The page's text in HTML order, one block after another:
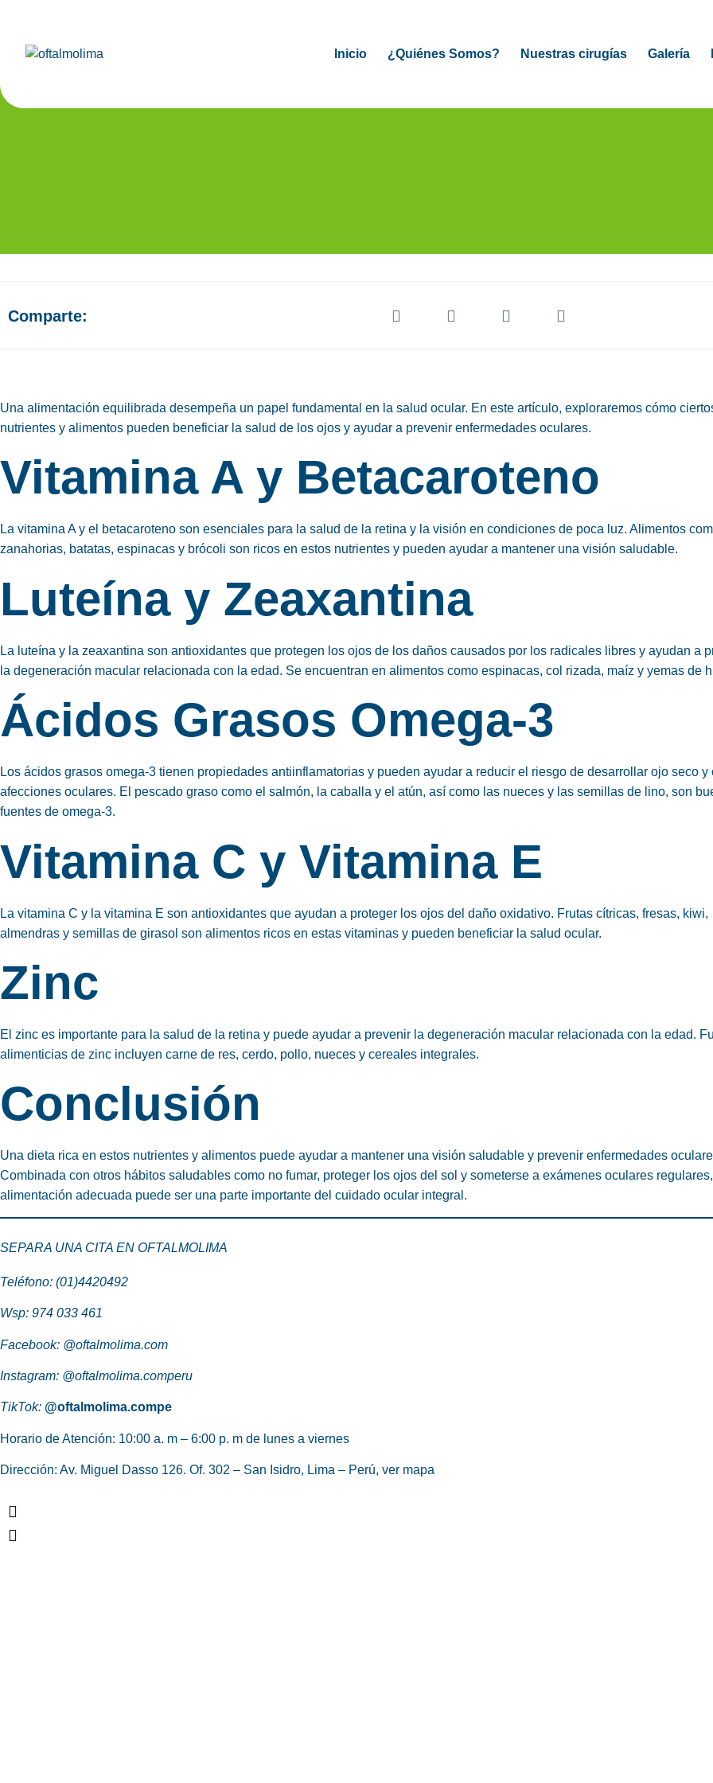
Inicio ¿Quiénes Somos? Nuestras cirugías Galería
EVALUACIÓN GRATIS
Comparte:
Una alimentación equilibrada desempeña un papel fundamental en la salud ocular. En este artículo, exploraremos cómo
nutrientes y alimentos pueden beneficiar la salud de los ojos y ayudar a prevenir enfermedades oculares.
Vitamina A y Betacaroteno
La vitamina A y el betacaroteno son esenciales para la salud de la retina y la visión en condiciones de poca luz. Alimentos
zanahorias, batatas, espinacas y brócoli son ricos en estos nutrientes y pueden ayudar a mantener una visión saludable.
Luteína y Zeaxantina
La luteína y la zeaxantina son antioxidantes que protegen los ojos de los daños causados por los radicales libres y ayudan a
la degeneración macular relacionada con la edad. Se encuentran en alimentos como espinacas, col rizada, maíz y yemas de
Ácidos Grasos Omega-3
Los ácidos grasos omega-3 tienen propiedades antiinflamatorias y pueden ayudar a reducir el riesgo de desarrollar ojo seco y
afecciones oculares. El pescado graso como el salmón, la caballa y el atún, así como las nueces y las semillas de lino, son
fuentes de omega-3.
Vitamina C y Vitamina E
La vitamina C y la vitamina E son antioxidantes que ayudan a proteger los ojos del daño oxidativo. Frutas cítricas, fresas, kiwi,
almendras y semillas de girasol son alimentos ricos en estas vitaminas y pueden beneficiar la salud ocular.
Zinc
El zinc es importante para la salud de la retina y puede ayudar a prevenir la degeneración macular relacionada con la edad.
alimenticias de zinc incluyen carne de res, cerdo, pollo, nueces y cereales integrales.
Conclusión
Una dieta rica en estos nutrientes y alimentos puede ayudar a mantener una visión saludable y prevenir enfermedades
Combinada con otros hábitos saludables como no fumar, proteger los ojos del sol y someterse a exámenes oculares
alimentación adecuada puede ser una parte importante del cuidado ocular integral.
SEPARA UNA CITA EN OFTALMOLIMA
Teléfono: (01)4420492
Wsp: 974 033 461
Facebook: @oftalmolima.com
Instagram: @oftalmolima.comperu
TikTok: @oftalmolima.compe
Horario de Atención: 10:00 a. m – 6:00 p. m de lunes a viernes
Dirección: Av. Miguel Dasso 126. Of. 302 – San Isidro, Lima – Perú, ver mapa